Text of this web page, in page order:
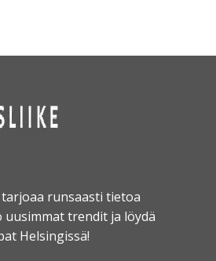
runsaasti tietoa
uusimmat trendit ja löydä
Helsingissä!